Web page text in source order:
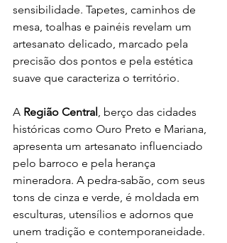
sensibilidade. Tapetes, caminhos de
mesa, toalhas e painéis revelam um
artesanato delicado, marcado pela
precisão dos pontos e pela estética
suave que caracteriza o território.
A Região Central , berço das cidades
históricas como Ouro Preto e Mariana,
apresenta um artesanato influenciado
pelo barroco e pela herança
mineradora. A pedra-sabão, com seus
tons de cinza e verde, é moldada em
esculturas, utensílios e adornos que
unem tradição e contemporaneidade.